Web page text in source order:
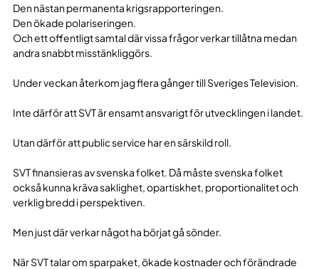
Den nästan permanenta krigsrapporteringen.
Den ökade polariseringen.
Och ett offentligt samtal där vissa frågor verkar tillåtna medan
andra snabbt misstänkliggörs.
Under veckan återkom jag flera gånger till Sveriges Television.
Inte därför att SVT är ensamt ansvarigt för utvecklingen i landet.
Utan därför att public service har en särskild roll.
SVT finansieras av svenska folket. Då måste svenska folket
också kunna kräva saklighet, opartiskhet, proportionalitet och
verklig bredd i perspektiven.
Men just där verkar något ha börjat gå sönder.
När SVT talar om sparpaket, ökade kostnader och förändrade